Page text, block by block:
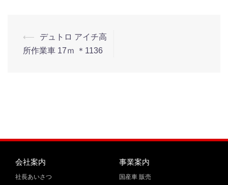
⟵
デュトロ アイチ高
所作業車 17ｍ ＊1136
会社案内
社長あいさつ
事業案内
国産車 販売